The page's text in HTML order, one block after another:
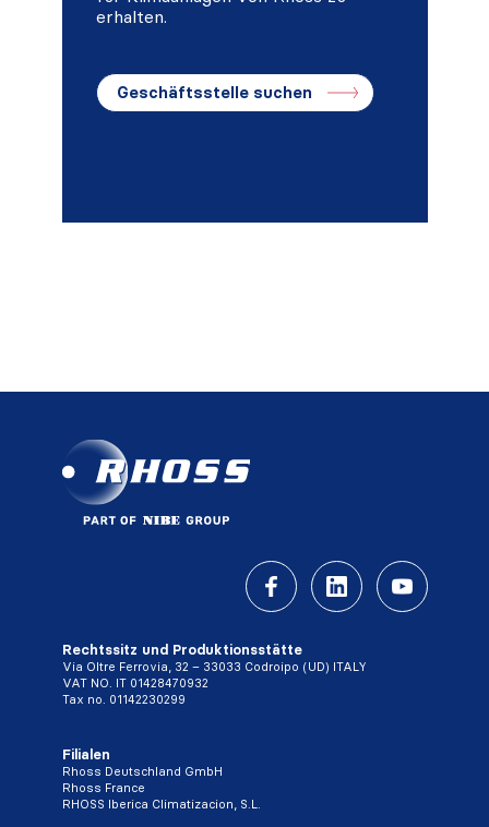
erhalten.
Geschäftsstelle suchen
Rechtssitz und Produktionsstätte
Via Oltre Ferrovia, 32 – 33033 Codroipo (UD) ITALY
VAT NO. IT 01428470932
Tax no. 01142230299
Filialen
Rhoss Deutschland GmbH
Rhoss France
RHOSS Iberica Climatizacion, S.L.